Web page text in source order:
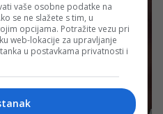
vaše osobne podatke na
se ne slažete s tim, u
opcijama. Potražite vezu pri
web-lokacije za upravljanje
u postavkama privatnosti i